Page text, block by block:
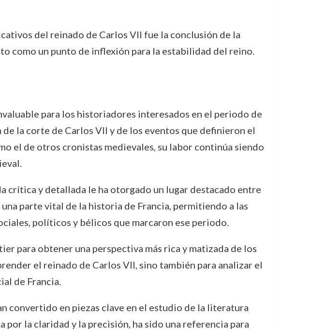
del reinado de Carlos VII fue la conclusión de la
como un punto de inflexión para la estabilidad del reino.
para los historiadores interesados en el periodo de
la corte de Carlos VII y de los eventos que definieron el
el de otros cronistas medievales, su labor continúa siendo
crítica y detallada le ha otorgado un lugar destacado entre
parte vital de la historia de Francia, permitiendo a las
políticos y bélicos que marcaron ese periodo.
para obtener una perspectiva más rica y matizada de los
el reinado de Carlos VII, sino también para analizar el
de Francia.
convertido en piezas clave en el estudio de la literatura
la claridad y la precisión, ha sido una referencia para